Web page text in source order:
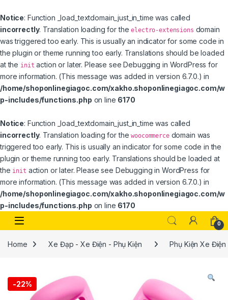
Notice: Function _load_textdomain_just_in_time was called
incorrectly. Translation loading for theelectro-extensions domain
was triggered too early. This is usually an indicator for some code in
the plugin or theme running too early. Translations should be loaded
at the init action or later. Please seeDebugging in WordPress for
more information. (This message was added in version 6.7.0.) in
/home/shoponlinegiagoc.com/xakho.shoponlinegiagoc.com/w
p-includes/functions.php on line 6170
Notice: Function _load_textdomain_just_in_time was called
incorrectly. Translation loading for thewoocommercedomain was
triggered too early. This is usually an indicator for some code in the
plugin or theme running too early. Translations should be loaded at
the init action or later. Please see Debugging in WordPress for
more information. (This message was added in version 6.7.0.) in
/home/shoponlinegiagoc.com/xakho.shoponlinegiagoc.com/w
p-includes/functions.php on line 6170
Skip to navigation
Skip to content
0
Home Xe Đạp - Xe Điện - Phụ Kiện Phụ Kiện Xe
-22%